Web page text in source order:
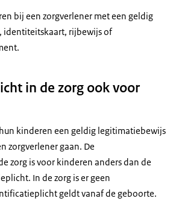
bij een zorgverlener met een geldig
identiteitskaart, rijbewijs of
in de zorg ook voor
kinderen een geldig legitimatiebewijs
zorgverlener gaan. De
zorg is voor kinderen anders dan de
In de zorg is er geen
geldt vanaf de geboorte.